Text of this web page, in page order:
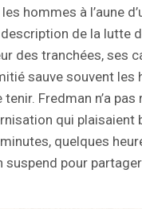
hommes à l’aune
de la lutte
des tranchées, ses
sauve souvent
Fredman n’a
qui plaisaient
quelques
pour